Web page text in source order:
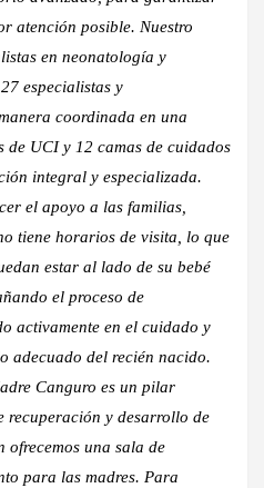
atención posible. Nuestro
en neonatología y
especialistas y
coordinada en una
de UCI y 12 camas de cuidados
integral y especializada.
el apoyo a las familias,
tiene horarios de visita, lo que
estar al lado de su bebé
el proceso de
activamente en el cuidado y
adecuado del recién nacido.
Canguro es un pilar
recuperación y desarrollo de
ofrecemos una sala de
para las madres. Para